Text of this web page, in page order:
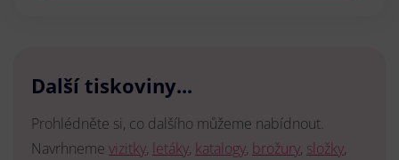
Další tiskoviny...
Prohlédněte si, co dalšího můžeme nabídnout.
Navrhneme vizitky, letáky, katalogy, brožury, složky,